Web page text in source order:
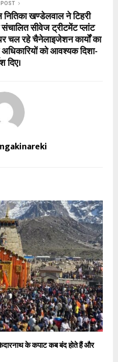
POST
नितिका खण्डेलवाल ने टिहरी
संचालित सीवेज ट्रीटमेंट प्लांट
चल रहे चैनेलाइजेशन कार्यों का
को आवश्यक दिशा-
दिए।
के कपाट कब बंद होते हैं और